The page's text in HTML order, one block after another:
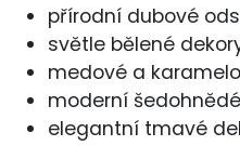
přírodní dubové
světle bělené
medové a
moderní
elegantní tmavé